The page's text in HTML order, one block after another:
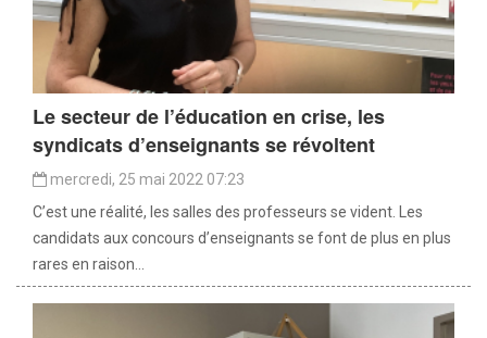
Le secteur de l’éducation en crise, les
syndicats d’enseignants se révoltent
mercredi, 25 mai 2022 07:23
C’est une réalité, les salles des professeurs se vident. Les
candidats aux concours d’enseignants se font de plus en plus
rares en raison...